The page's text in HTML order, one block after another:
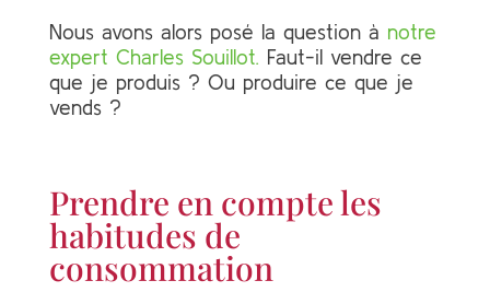
Nous avons alors posé la question à notre
expert Charles Souillot. Faut-il vendre ce
que je produis ? Ou produire ce que je
vends ?
Prendre en compte les
habitudes de
consommation